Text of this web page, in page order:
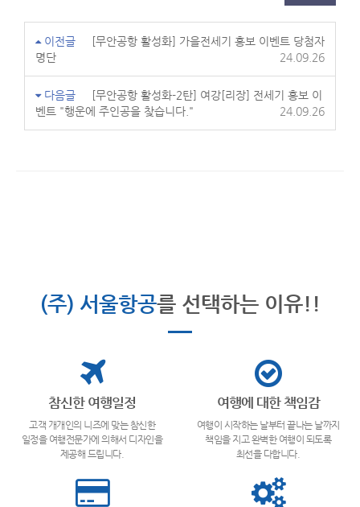
이전글
[무안공항 활성화] 가을전세기 홍보 이벤트 당첨자
명단
24.09.26
다음글
[무안공항 활성화-2탄] 여강[리장] 전세기 홍보 이
벤트 "행운에 주인공을 찾습니다."
24.09.26
(주) 서울항공를 선택하는 이유!!
참신한 여행일정
고객 개개인의 니즈에 맞는 참신한
일정을 여행전문가에 의해서 디자인을
제공해 드립니다.
여행에 대한 책임감
여행이 시작하는 날부터 끝나는 날까지
책임을 지고 완벽한 여행이 되도록
최선을 다합니다.